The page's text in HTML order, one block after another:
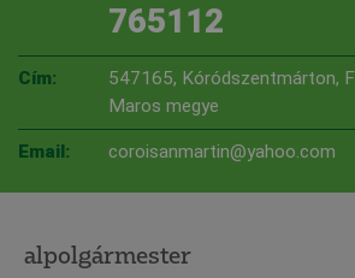
765112
Cím:
547165, Kóródszentmárton,
Maros megye
Email: coroisanmartin@yahoo.com
alpolgármester